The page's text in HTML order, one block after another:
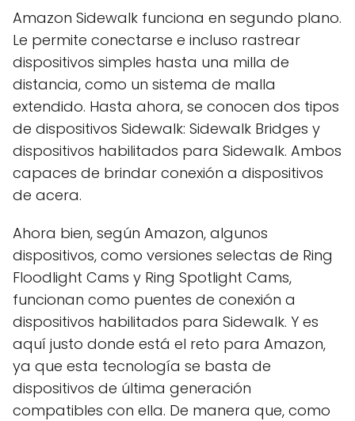
Amazon Sidewalk funciona en segundo plano.
Le permite conectarse e incluso rastrear
dispositivos simples hasta una milla de
distancia, como un sistema de malla
extendido. Hasta ahora, se conocen dos tipos
de dispositivos Sidewalk: Sidewalk Bridges y
dispositivos habilitados para Sidewalk. Ambos
capaces de brindar conexión a dispositivos
de acera.
Ahora bien, según Amazon, algunos
dispositivos, como versiones selectas de Ring
Floodlight Cams y Ring Spotlight Cams,
funcionan como puentes de conexión a
dispositivos habilitados para Sidewalk. Y es
aquí justo donde está el reto para Amazon,
ya que esta tecnología se basta de
dispositivos de última generación
compatibles con ella. De manera que, como